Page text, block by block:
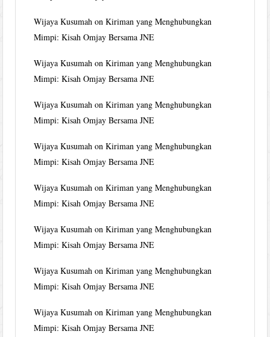
Wijaya Kusumah onKiriman yang Menghubungkan
Mimpi: Kisah Omjay Bersama JNE
Wijaya Kusumah onKiriman yang Menghubungkan
Mimpi: Kisah Omjay Bersama JNE
Wijaya Kusumah onKiriman yang Menghubungkan
Mimpi: Kisah Omjay Bersama JNE
Wijaya Kusumah onKiriman yang Menghubungkan
Mimpi: Kisah Omjay Bersama JNE
Wijaya Kusumah onKiriman yang Menghubungkan
Mimpi: Kisah Omjay Bersama JNE
Wijaya Kusumah onKiriman yang Menghubungkan
Mimpi: Kisah Omjay Bersama JNE
Wijaya Kusumah onKiriman yang Menghubungkan
Mimpi: Kisah Omjay Bersama JNE
Wijaya Kusumah onKiriman yang Menghubungkan
Mimpi: Kisah Omjay Bersama JNE